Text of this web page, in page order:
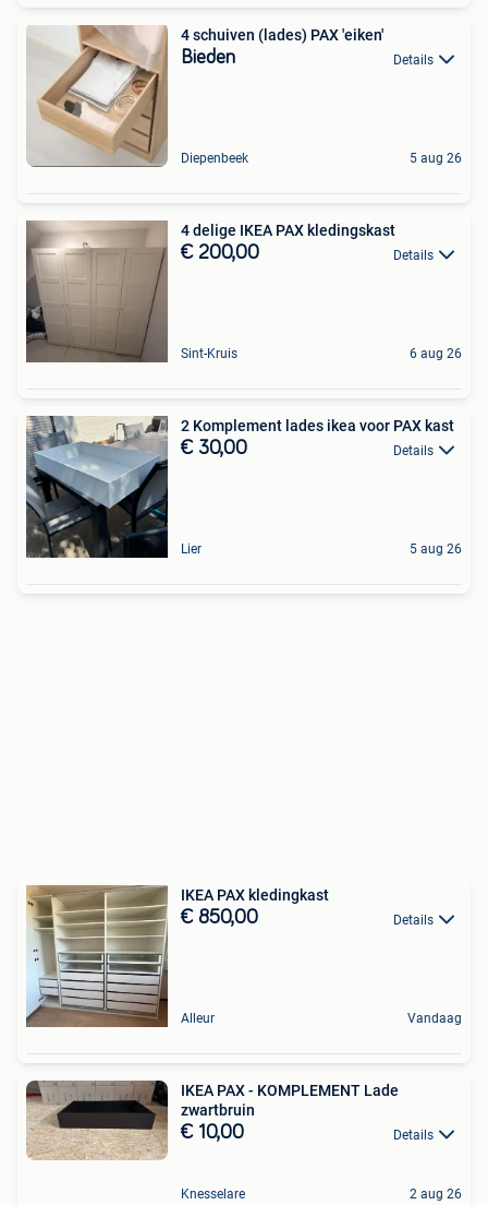
4 schuiven (lades) PAX 'eiken'
Bieden Details
Diepenbeek 5 aug 26
4 delige IKEA PAX kledingskast
€ 200,00 Details
Sint-Kruis 6 aug 26
2 Komplement lades ikea voor PAX kast
€ 30,00 Details
Lier 5 aug 26
IKEA PAX kledingkast
€ 850,00 Details
Alleur Vandaag
IKEA PAX - KOMPLEMENT Lade
zwartbruin
€ 10,00 Details
Knesselare 2 aug 26